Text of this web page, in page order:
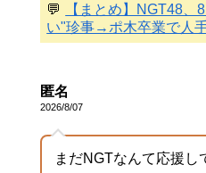
💬
【まとめ】NGT48
い"珍事→ポ木卒業で人
匿名
2026/8/07
まだNGTなんて応援し